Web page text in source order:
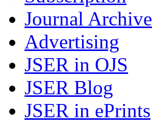
Journal Archive
Advertising
JSER in OJS
JSER Blog
JSER in ePrints